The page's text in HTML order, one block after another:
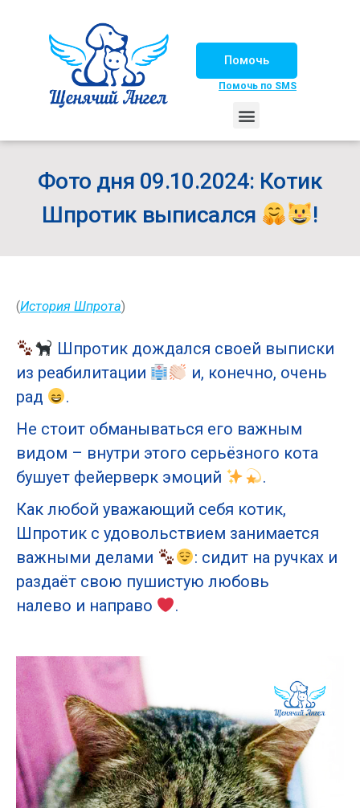
Помочь
Помочь по SMS
Фото дня 09.10.2024: Котик
Шпротик выписался
!
(История Шпрота)
Шпротик дождался своей выписки
из реабилитации
и, конечно, очень
рад
.
Не стоит обманываться его важным
видом – внутри этого серьёзного кота
бушует фейерверк эмоций
.
Как любой уважающий себя котик,
Шпротик с удовольствием занимается
важными делами
: сидит на ручках и
раздаёт свою пушистую любовь
налево и направо
.